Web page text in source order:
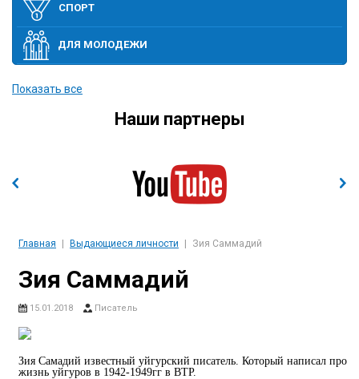
СПОРТ
ДЛЯ МОЛОДЕЖИ
ЭТО ИНТЕРЕСНО
Показать все
Наши партнеры
Главная Выдающиеся личности Зия Саммадий
Зия Саммадий
15.01.2018 Писатель
Зия Самадий известный уйгурский писатель. Который написал про
жизнь уйгуров в 1942-1949гг в ВТР.